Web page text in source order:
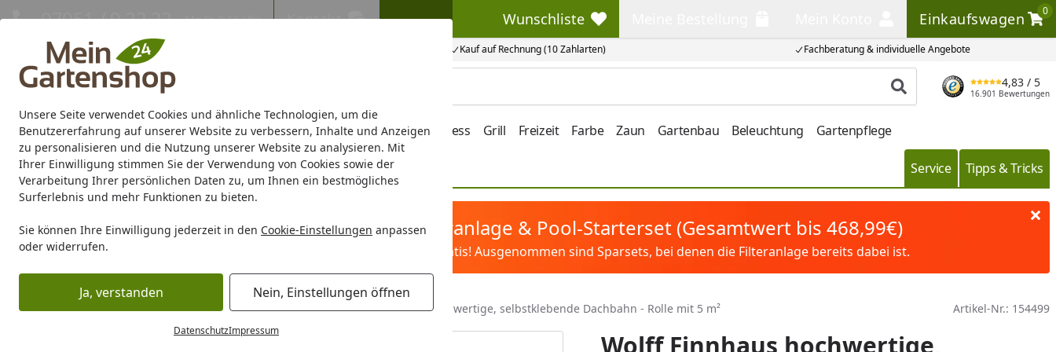
Unsere Seite verwendet Cookies und ähnliche Technologien, um die
Benutzererfahrung auf unserer Website zu verbessern, Inhalte und Anzeigen
zu personalisieren und die Nutzung unserer Website zu analysieren. Mit
Ihrer Einwilligung stimmen Sie der Verwendung von Cookies sowie der
Verarbeitung Ihrer persönlichen Daten zu, um Ihnen ein bestmögliches
Surferlebnis und mehr Funktionen zu bieten.
Sie können Ihre Einwilligung jederzeit in den Cookie-Einstellungen anpassen
oder widerrufen.
Ja, verstanden Nein, Einstellungen öffnen
DatenschutzImpressum
Eigene Montage-Teams Kauf auf Rechnung (10 Zahlarten) Fachberatung & individuelle Angebote
07051 / 9 22 22 Mo-Fr. 8-16 Uhr Kontakt Wunschliste
Wunschliste Einkaufswagen
0
Einkaufswagen
Produkt suchen
4,83 / 5
16.901 Bewertungen
Gartenhaus Gerätehaus Gewächshaus Carport/Garage/Vordach Wellness Grill Freizeit Farbe Zaun Gartenbau Beleuchtung Gartenpflege
Marken Sale % Service Tipps & Tricks
Karibu Pools inkl. gratis Sandfilteranlage & Pool-Starterset (Gesamtwert bis 468,99€)
Dein Traumpool im Sorglos-Paket: Filter&Pflege gratis! Ausgenommen sind Sparsets, bei denen die Filteranlage bereits dabei ist.
Gartenhaus Zubehör für Gartenhäuser Dachbahnen Wolff Finnhaus hochwertige, selbstklebende Dachbahn - Rolle mit 5 m² Artikel-Nr.: 154499
Wolff Finnhaus hochwertige,